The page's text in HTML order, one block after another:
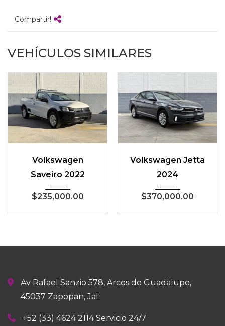
Compartir!
VEHÍCULOS SIMILARES
Volkswagen
Saveiro 2022
$235,000.00
Volkswagen Jetta
2024
$370,000.00
Av Rafael Sanzio 578, Arcos de Guadalupe,
45037 Zapopan, Jal.
+52 (33) 4624 2114 Servicio 24/7